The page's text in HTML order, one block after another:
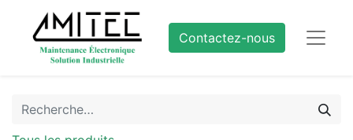
Contactez-nous